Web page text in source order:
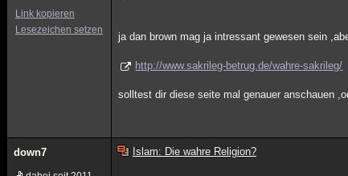
Link kopieren
Lesezeichen setzen
ja dan brown mag ja intressant gewesen sein
http://www.sakrileg-betrug.de/wahre-sakrileg/
solltest dir diese seite mal genauer anschauen
down7 Islam: Die wahre Religion?